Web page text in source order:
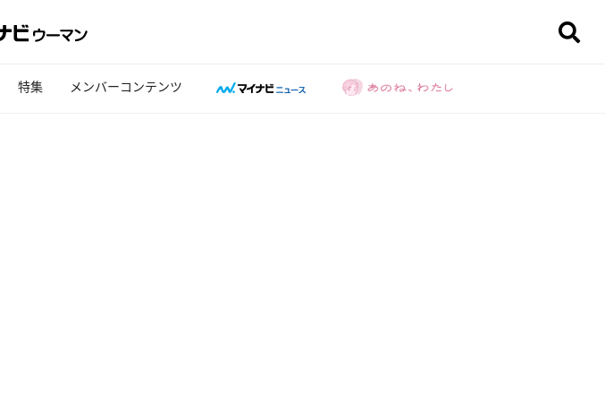
特集 メンバーコンテンツ